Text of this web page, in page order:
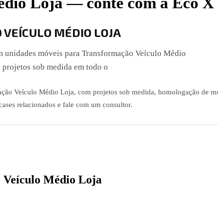
MÉDIO LOJA
móveis para Transformação Veículo Médio
sob medida em todo o
Veículo Médio Loja, com projetos sob medida, homologação de
relacionados e fale com um consultor.
Veículo Médio Loja